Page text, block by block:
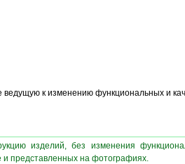
ведущую к изменению функциональных и
изделий, без изменения
и представленных на фотографиях.